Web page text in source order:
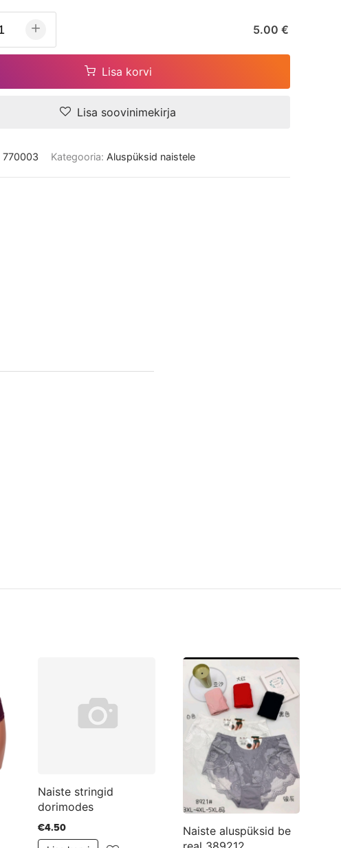
5.00 €
Lisa korvi
Lisa soovinimekirja
770003 Kategooria: Aluspüksid naistele
Naiste stringid
dorimodes
€4.50
Naiste aluspüksid be